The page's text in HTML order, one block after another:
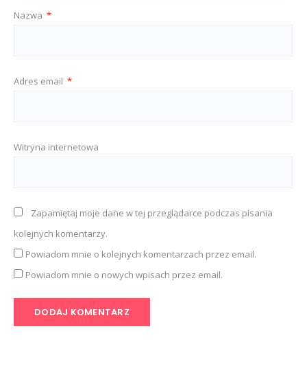
Nazwa *
Adres email *
Witryna internetowa
Zapamiętaj moje dane w tej przeglądarce podczas pisania
kolejnych komentarzy.
Powiadom mnie o kolejnych komentarzach przez email.
Powiadom mnie o nowych wpisach przez email.